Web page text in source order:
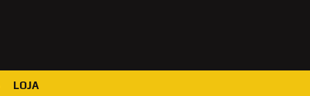
LOJA